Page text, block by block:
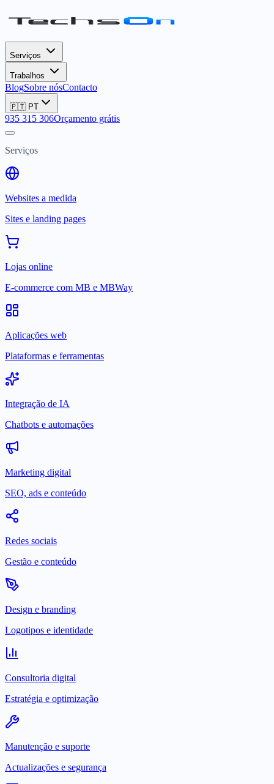
Serviços
Trabalhos
BlogSobre nósContacto
🇵🇹 PT
935 315 306Orçamento grátis
Serviços
Websites a medida
Sites e landing pages
Lojas online
E-commerce com MB e MBWay
Aplicações web
Plataformas e ferramentas
Integração de IA
Chatbots e automações
Marketing digital
SEO, ads e conteúdo
Redes sociais
Gestão e conteúdo
Design e branding
Logotipos e identidade
Consultoria digital
Estratégia e optimização
Manutenção e suporte
Actualizações e segurança